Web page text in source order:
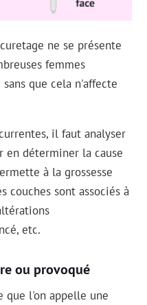
ne se présente
femmes
que cela n'affecte
il faut analyser
en déterminer la cause
à la grossesse
couches sont associés à
etc.
ou provoqué
que l'on appelle une